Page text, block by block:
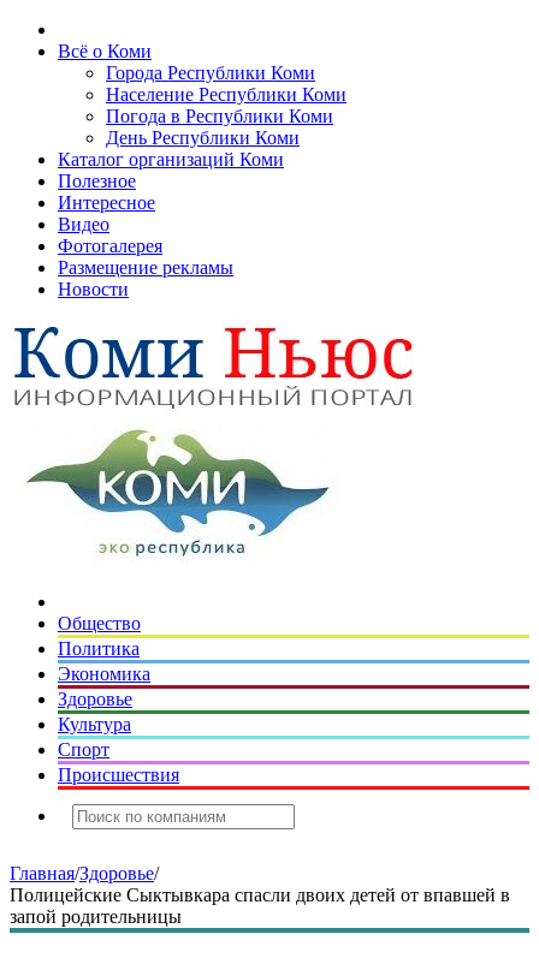
Всё о Коми
Города Республики Коми
Население Республики Коми
Погода в Республики Коми
День Республики Коми
Каталог организаций Коми
Полезное
Интересное
Видео
Фотогалерея
Размещение рекламы
Новости
Общество
Политика
Экономика
Здоровье
Культура
Спорт
Происшествия
Главная/Здоровье/
Полицейские Сыктывкара спасли двоих детей от впавшей в
запой родительницы